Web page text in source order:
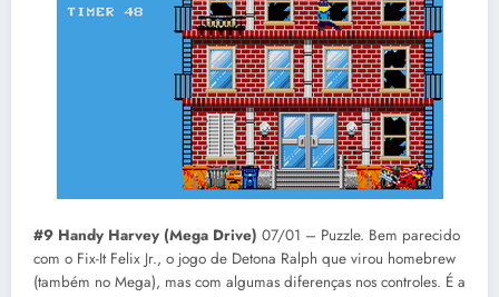
#9 Handy Harvey (Mega Drive) 07/01 – Puzzle. Bem parecido
com o Fix-It Felix Jr., o jogo de Detona Ralph que virou homebrew
(também no Mega), mas com algumas diferenças nos controles. É a